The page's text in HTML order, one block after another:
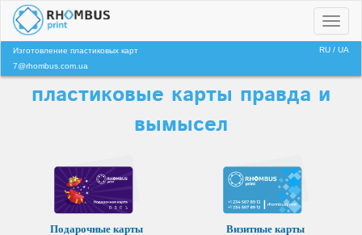
Изготовление пластиковых карт
7@rhombus.com.ua
RU/ UA
пластиковые карты правда и
вымысел
Подарочные карты Визитные карты